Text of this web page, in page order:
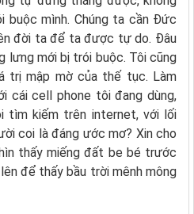
mình. Chúng ta cần Đức
đời ta để ta được tự do. Đâu
lưng mới bị trói buộc. Tôi cũng
trị mập mờ của thế tục. Làm
cell phone tôi đang dùng,
tìm kiếm trên internet, với lối
coi là đáng ước mơ? Xin cho
thấy miếng đất be bé trước
để thấy bầu trời mênh mông